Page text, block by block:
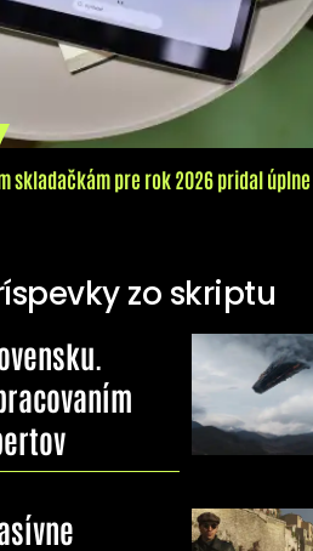
skladačkám pre rok 2026 pridal úplne
zo skriptu